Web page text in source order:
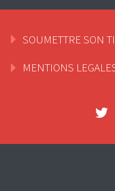
SOUMETTRE SON
MENTIONS